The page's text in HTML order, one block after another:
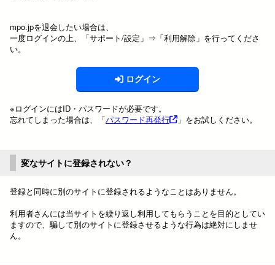
mpo.jpを退会したい場合は、
一度ログインの上、「サポート/設定」⇒「利用解除」を行ってくださ
い。
ログイン
※ログインにはID・パスワードが必要です。
忘れてしまった場合は、「パスワード再発行 」をお試しください。
変なサイトに登録されない？
登録と同時に別のサイトに登録されるようなことはありません。
利用者さんには当サイトを繰り返し利用してもらうことを目的としてい
ますので、騙して別のサイトに登録させるような行為は絶対にしませ
ん。